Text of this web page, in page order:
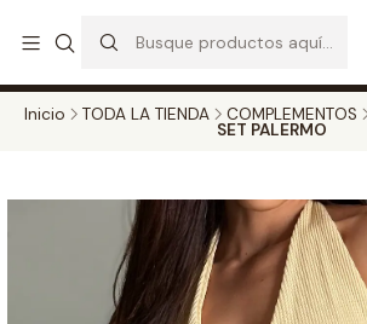
Envios a todo el pais. Opcion EXPRESS en
Inicio TODA LA TIENDA COMPLEMENTOS
SET PALERMO